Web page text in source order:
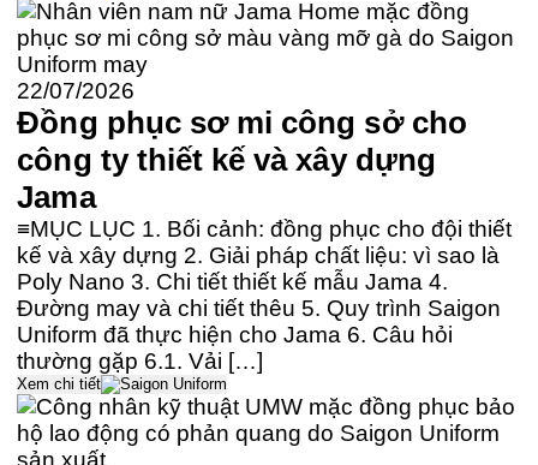
22/07/2026
Đồng phục sơ mi công sở cho
công ty thiết kế và xây dựng
Jama
≡MỤC LỤC 1. Bối cảnh: đồng phục cho đội thiết
kế và xây dựng 2. Giải pháp chất liệu: vì sao là
Poly Nano 3. Chi tiết thiết kế mẫu Jama 4.
Đường may và chi tiết thêu 5. Quy trình Saigon
Uniform đã thực hiện cho Jama 6. Câu hỏi
thường gặp 6.1. Vải […]
Xem chi tiết